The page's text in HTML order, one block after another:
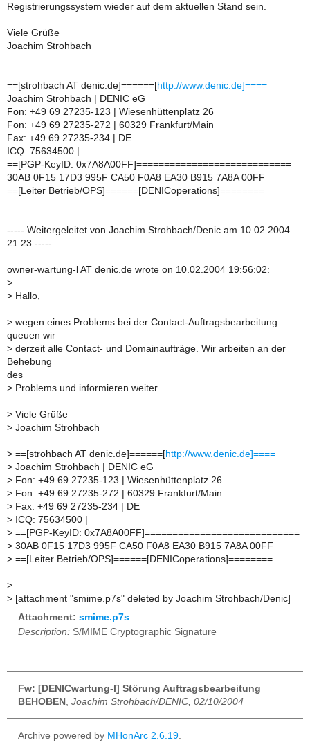
Registrierungssystem wieder auf dem aktuellen Stand sein.
Viele Grüße
Joachim Strohbach
==[strohbach AT denic.de]======[http://www.denic.de]====
Joachim Strohbach | DENIC eG
Fon: +49 69 27235-123 | Wiesenhüttenplatz 26
Fon: +49 69 27235-272 | 60329 Frankfurt/Main
Fax: +49 69 27235-234 | DE
ICQ: 75634500 |
==[PGP-KeyID: 0x7A8A00FF]============================
30AB 0F15 17D3 995F CA50 F0A8 EA30 B915 7A8A 00FF
==[Leiter Betrieb/OPS]======[DENICoperations]========
----- Weitergeleitet von Joachim Strohbach/Denic am 10.02.2004
21:23 -----
owner-wartung-l AT denic.de wrote on 10.02.2004 19:56:02:
>
> Hallo,
> wegen eines Problems bei der Contact-Auftragsbearbeitung
queuen wir
> derzeit alle Contact- und Domainaufträge. Wir arbeiten an der
Behebung
des
> Problems und informieren weiter.
> Viele Grüße
> Joachim Strohbach
> ==[strohbach AT denic.de]======[http://www.denic.de]====
> Joachim Strohbach | DENIC eG
> Fon: +49 69 27235-123 | Wiesenhüttenplatz 26
> Fon: +49 69 27235-272 | 60329 Frankfurt/Main
> Fax: +49 69 27235-234 | DE
> ICQ: 75634500 |
> ==[PGP-KeyID: 0x7A8A00FF]============================
> 30AB 0F15 17D3 995F CA50 F0A8 EA30 B915 7A8A 00FF
> ==[Leiter Betrieb/OPS]======[DENICoperations]========
>
> [attachment "smime.p7s" deleted by Joachim Strohbach/Denic]
Attachment: smime.p7s
Description: S/MIME Cryptographic Signature
Fw: [DENICwartung-l] Störung Auftragsbearbeitung
BEHOBEN , Joachim Strohbach/DENIC, 02/10/2004
Archive powered by MHonArc 2.6.19.